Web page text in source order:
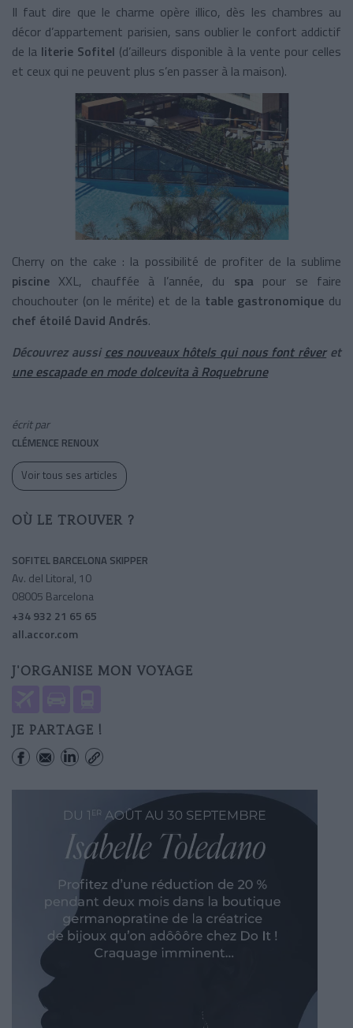
Il faut dire que le charme opère illico, dès les chambres au
décor d’appartement parisien, sans oublier le confort addictif
de la literie Sofitel (d’ailleurs disponible à la vente pour celles
et ceux qui ne peuvent plus s’en passer à la maison).
Cherry on the cake : la possibilité de profiter de la sublime
piscine XXL, chauffée à l’année, du spa pour se faire
chouchouter (on le mérite) et de la table gastronomique du
chef étoilé David Andrés.
Découvrez aussi ces nouveaux hôtels qui nous font rêveret
une escapade en mode dolcevita à Roquebrune
écrit par
CLÉMENCE RENOUX
Voir tous ses articles
OÙ LE TROUVER ?
SOFITEL BARCELONA SKIPPER
Av. del Litoral, 10
08005 Barcelona
+34 932 21 65 65
all.accor.com
J'ORGANISE MON VOYAGE
JE PARTAGE !